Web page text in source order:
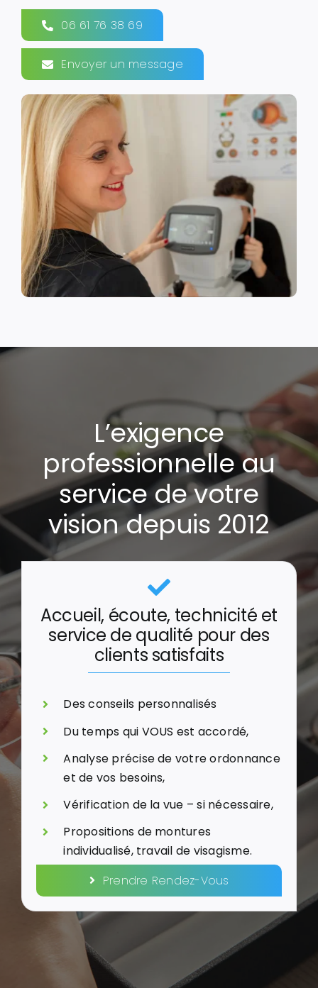
06 61 76 38 69
Envoyer un message
L’exigence
professionnelle au
service de votre
vision depuis 2012
Accueil, écoute, technicité et
service de qualité pour des
clients satisfaits
Des conseils personnalisés
Du temps qui VOUS est accordé,
Analyse précise de votre ordonnance
et de vos besoins,
Vérification de la vue – si nécessaire,
Propositions de montures
individualisé, travail de visagisme.
Prendre Rendez-Vous